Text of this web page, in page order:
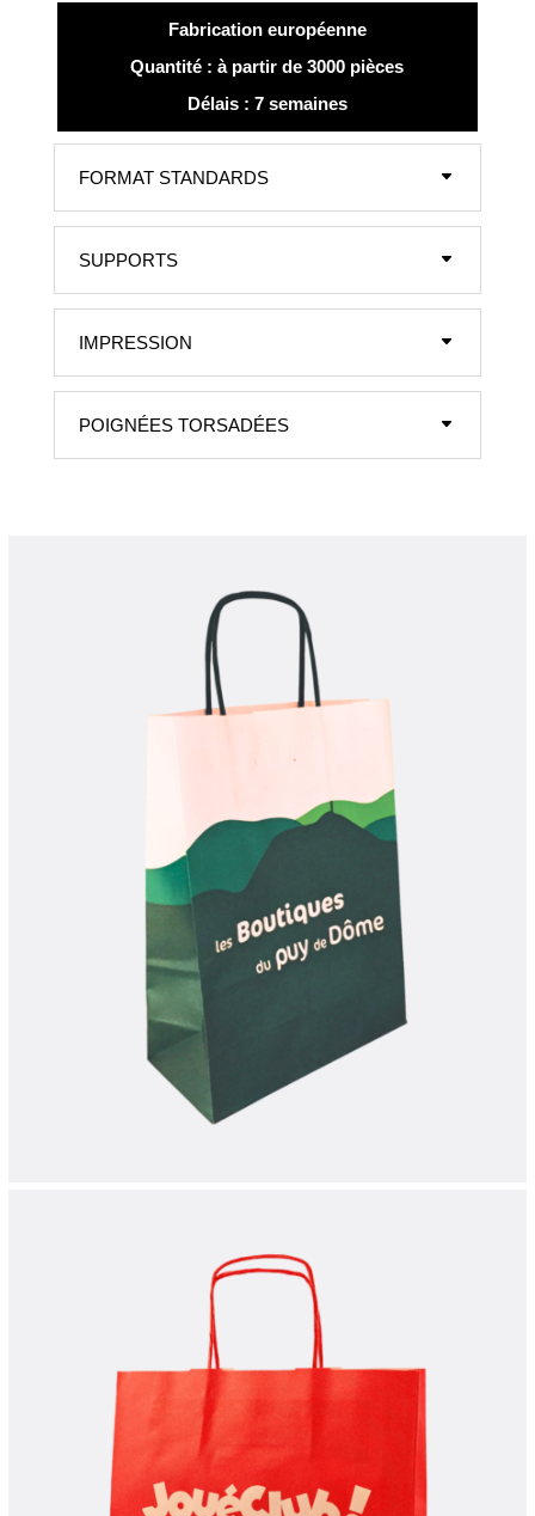
Fabrication européenne
Quantité : à partir de 3000 pièces
Délais : 7 semaines
FORMAT STANDARDS
SUPPORTS
IMPRESSION
POIGNÉES TORSADÉES